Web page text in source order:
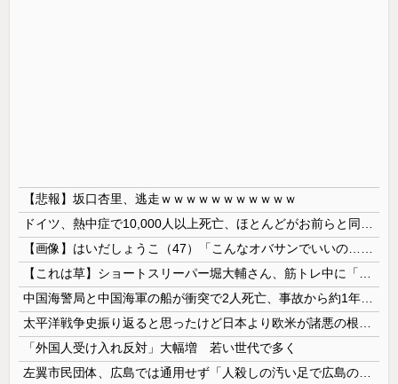
【悲報】坂口杏里、逃走ｗｗｗｗｗｗｗｗｗｗｗ
「外国人受け入れ反対」大幅増 若い世代で多く